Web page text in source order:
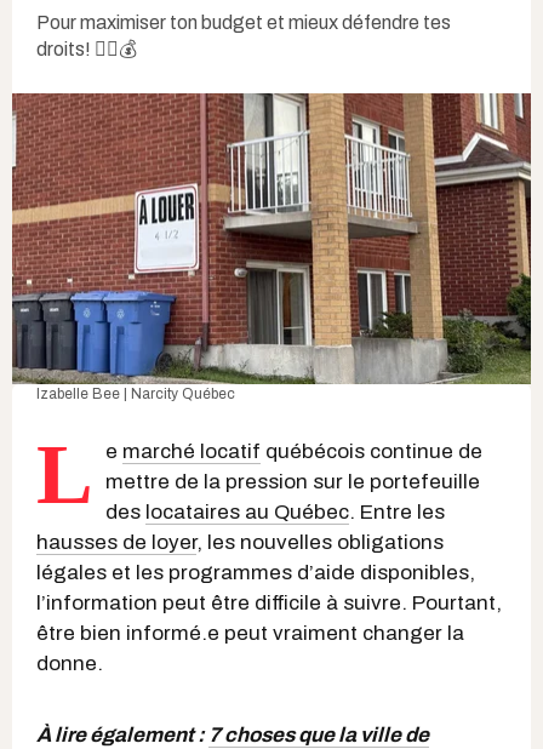
Pour maximiser ton budget et mieux défendre tes
droits! ✊🏽💰
Izabelle Bee | Narcity Québec
L e marché locatif québécois continue de
mettre de la pression sur le portefeuille
des locataires au Québec. Entre les
hausses de loyer, les nouvelles obligations
légales et les programmes d’aide disponibles,
l’information peut être difficile à suivre. Pourtant,
être bien informé.e peut vraiment changer la
donne.
À lire également : 7 choses que la ville de